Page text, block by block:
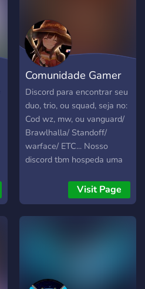
Comunidade Gamer
BR
Discord para encontrar seu
duo, trio, ou squad, seja no:
Cod wz, mw, ou vanguard/
Brawlhalla/ Standoff/
warface/ ETC... Nosso
discord tbm hospeda uma
bem vindo e sinta-se em
Visit Page